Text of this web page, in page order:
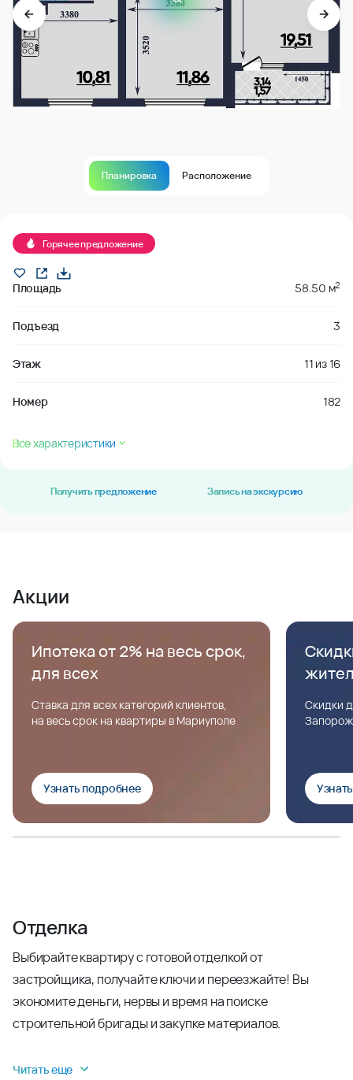
Планировка Расположение
Горячее предложение
Площадь 58.50 м2
Подъезд 3
Этаж 11 из16
Номер 182
Все характеристики
Получить предложение Запись на экскурсию
Акции
Ипотека от 2% на весь срок,
для всех
Ставка для всех категорий клиентов,
на весь срок на квартиры в Мариуполе
Узнать подробнее
Скидки
Отделка
Выбирайте квартиру с готовой отделкой от
застройщика, получайте ключи и переезжайте! Вы
экономите деньги, нервы и время на поиске
строительной бригады и закупке материалов.
Читать еще